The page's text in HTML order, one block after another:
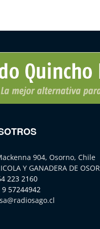
904, Osorno, Chile
Y GANADERA DE
223 2160
9 57244942